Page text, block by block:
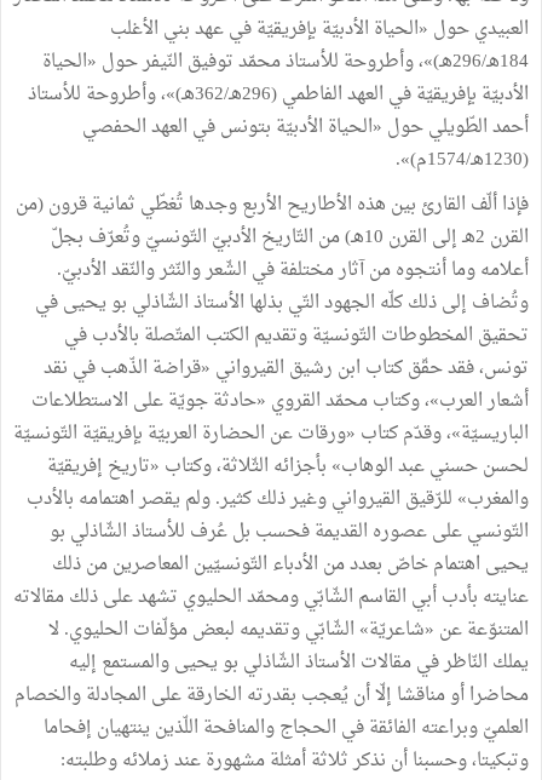
العبيدي حول «الحياة الأدبيّة بإفريقيّة في عهد بني الأغلب
184هـ/296هـ)»، وأطروحة للأستاذ محمّد توفيق النّيفر حول «الحياة
الأدبيّة بإفريقيّة في العهد الفاطمي (296هـ/362هـ)»، وأطروحة للأستاذ
أحمد الطّويلي حول «الحياة الأدبيّة بتونس في العهد الحفصي
(1230هـ/1574م)».
فإذا ألّف القارئ بين هذه الأطاريح الأربع وجدها تُغطّي ثمانية قرون (من
القرن 2هـ إلى القرن 10هـ) من التّاريخ الأدبيّ التّونسيّ وتُعرّف بجلّ
أعلامه وما أنتجوه من آثار مختلفة في الشّعر والنّثر والنّقد الأدبيّ.
وتُضاف إلى ذلك كلّه الجهود التّي بذلها الأستاذ الشّاذلي بو يحيى في
تحقيق المخطوطات التّونسيّة وتقديم الكتب المتّصلة بالأدب في
تونس، فقد حقّق كتاب ابن رشيق القيرواني «قراضة الذّهب في نقد
أشعار العرب»، وكتاب محمّد القروي «حادثة جويّة على الاستطلاعات
الباريسيّة»، وقدّم كتاب «ورقات عن الحضارة العربيّة بإفريقيّة التّونسيّة
لحسن حسني عبد الوهاب» بأجزائه الثّلاثة، وكتاب «تاريخ إفريقيّة
والمغرب» للرّقيق القيرواني وغير ذلك كثير. ولم يقصر اهتمامه بالأدب
التّونسي على عصوره القديمة فحسب بل عُرف للأستاذ الشّاذلي بو
يحيى اهتمام خاصّ بعدد من الأدباء التّونسيّين المعاصرين من ذلك
عنايته بأدب أبي القاسم الشّابّي ومحمّد الحليوي تشهد على ذلك مقالاته
المتنوّعة عن «شاعريّة» الشّابّي وتقديمه لبعض مؤلّفات الحليوي. لا
يملك النّاظر في مقالات الأستاذ الشّاذلي بو يحيى والمستمع إليه
محاضرا أو مناقشا إلّا أن يُعجب بقدرته الخارقة على المجادلة والخصام
العلميّ وبراعته الفائقة في الحجاج والمنافحة اللّذين ينتهيان إفحاما
وتبكيتا، وحسبنا أن نذكر ثلاثة أمثلة مشهورة عند زملائه وطلبته: